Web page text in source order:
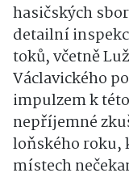
hasičských
detailní
toků, včetně
Václavického
impulzem k
nepříjemné
loňského roku,
místech